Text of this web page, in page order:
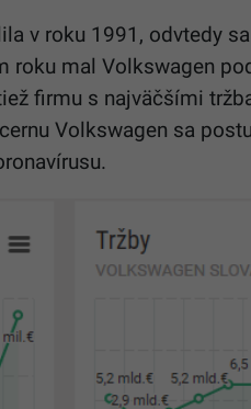
v roku 1991, odvtedy
roku mal Volkswagen
firmu s najväčšími
Volkswagen sa